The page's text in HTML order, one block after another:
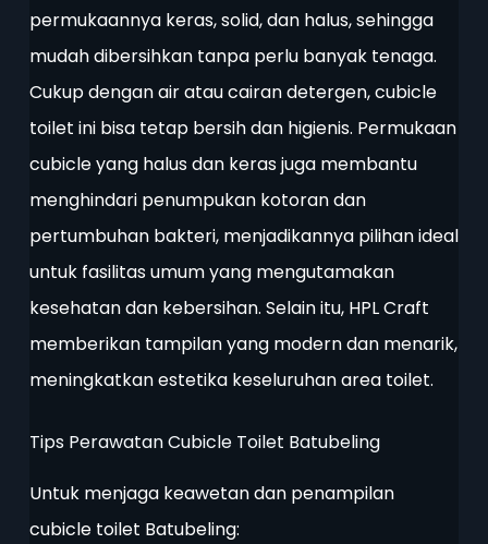
permukaannya keras, solid, dan halus, sehingga
mudah dibersihkan tanpa perlu banyak tenaga.
Cukup dengan air atau cairan detergen, cubicle
toilet ini bisa tetap bersih dan higienis. Permukaan
cubicle yang halus dan keras juga membantu
menghindari penumpukan kotoran dan
pertumbuhan bakteri, menjadikannya pilihan ideal
untuk fasilitas umum yang mengutamakan
kesehatan dan kebersihan. Selain itu, HPL Craft
memberikan tampilan yang modern dan menarik,
meningkatkan estetika keseluruhan area toilet.
Tips Perawatan Cubicle Toilet Batubeling
Untuk menjaga keawetan dan penampilan
cubicle toilet Batubeling: